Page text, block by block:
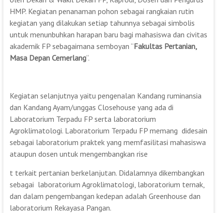
HMP. Kegiatan penanaman pohon sebagai rangkaian rutin
kegiatan yang dilakukan setiap tahunnya sebagai simbolis
untuk menunbuhkan harapan baru bagi mahasiswa dan civitas
akademik FP sebagaimana semboyan “Fakultas Pertanian,
Masa Depan Cemerlang“.
Kegiatan selanjutnya yaitu pengenalan Kandang ruminansia
dan Kandang Ayam/unggas Closehouse yang ada di
Laboratorium Terpadu FP serta laboratorium
Agroklimatologi. Laboratorium Terpadu FP memang didesain
sebagai laboratorium praktek yang memfasilitasi mahasiswa
ataupun dosen untuk mengembangkan rise
t terkait pertanian berkelanjutan. Didalamnya dikembangkan
sebagai laboratorium Agroklimatologi, laboratorium ternak,
dan dalam pengembangan kedepan adalah Greenhouse dan
laboratorium Rekayasa Pangan.